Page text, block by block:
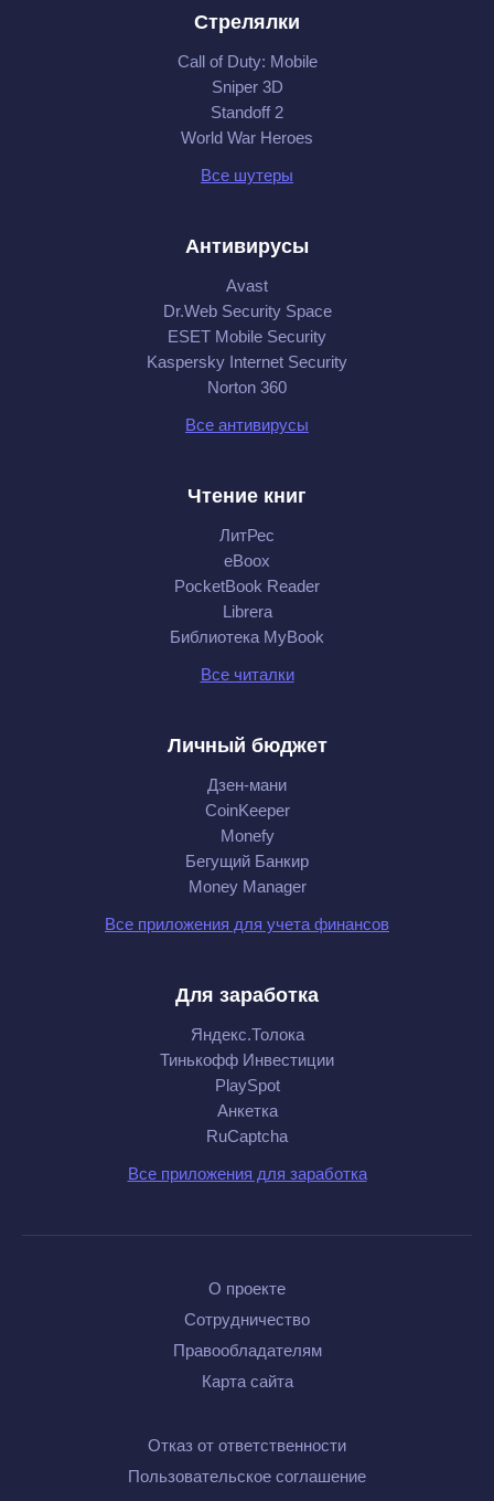
Стрелялки
Call of Duty: Mobile
Sniper 3D
Standoff 2
World War Heroes
Все шутеры
Антивирусы
Avast
Dr.Web Security Space
ESET Mobile Security
Kaspersky Internet Security
Norton 360
Все антивирусы
Чтение книг
ЛитРес
eBoox
PocketBook Reader
Librera
Библиотека MyBook
Все читалки
Личный бюджет
Дзен-мани
CoinKeeper
Monefy
Бегущий Банкир
Money Manager
Все приложения для учета финансов
Для заработка
Яндекс.Толока
Тинькофф Инвестиции
PlaySpot
Анкетка
RuCaptcha
Все приложения для заработка
О проекте
Сотрудничество
Правообладателям
Карта сайта
Отказ от ответственности
Пользовательское соглашение